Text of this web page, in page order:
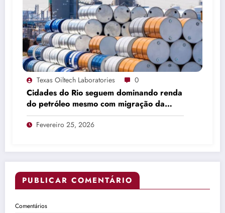
Texas Oiltech Laboratories 0
Cidades do Rio seguem dominando renda
do petróleo mesmo com migração da
produção
Fevereiro 25, 2026
PUBLICAR COMENTÁRIO
Comentários